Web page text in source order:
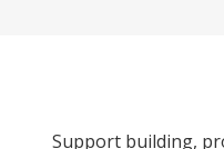
Support building,